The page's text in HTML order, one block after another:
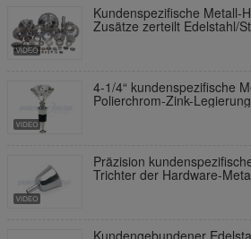
Kundenspezifische Metall-
Zusätze zerteilt Edelstahl/
4-1/4“ kundenspezifische
Polierchrom-Zink-
Präzision
Trichter der Hardware-
Kundengebundener